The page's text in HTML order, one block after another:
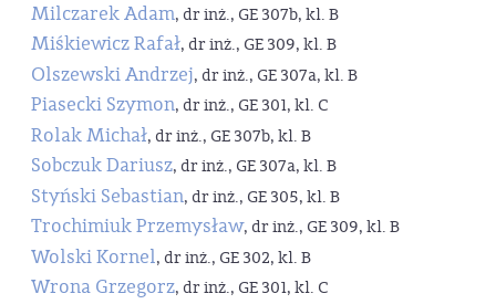
Milczarek Adam, dr inż., GE 307b, kl. B
Miśkiewicz Rafał, dr inż., GE 309, kl. B
Olszewski Andrzej, dr inż., GE 307a, kl. B
Piasecki Szymon, dr inż., GE 301, kl. C
Rolak Michał, dr inż., GE 307b, kl. B
Sobczuk Dariusz, dr inż., GE 307a, kl. B
Styński Sebastian, dr inż., GE 305, kl. B
Trochimiuk Przemysław, dr inż., GE 309, kl. B
Wolski Kornel, dr inż., GE 302, kl. B
Wrona Grzegorz, dr inż., GE 301, kl. C